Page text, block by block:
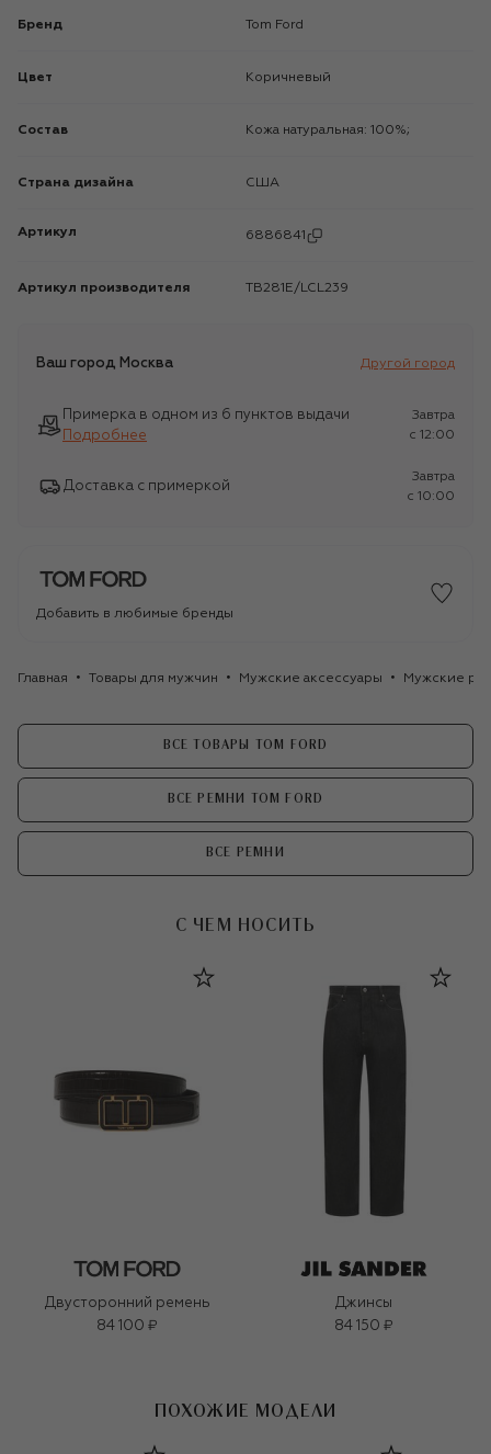
Бренд Tom Ford
Цвет Коричневый
Состав Кожа натуральная: 100%;
Страна дизайна США
Артикул 6886841
Артикул производителя TB281E/LCL239
Ваш город Москва Другой город
Примерка в одном из 6 пунктов выдачи
Подробнее
Завтра
c 12:00
Доставка с примеркой
Завтра
c 10:00
Добавить в любимые бренды
Главная Товары для мужчин Мужские аксессуары Мужские
ВСЕ ТОВАРЫ TOM FORD
ВСЕ РЕМНИ TOM FORD
ВСЕ РЕМНИ
С ЧЕМ НОСИТЬ
Двусторонний ремень
84 100 ₽
Джинсы
84 150 ₽
ПОХОЖИЕ МОДЕЛИ